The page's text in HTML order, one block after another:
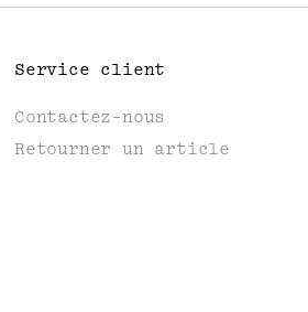
Service client
Contactez-nous
Retourner un article